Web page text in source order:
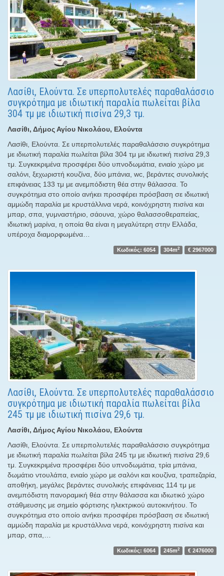
Λασίθι, Ελούντα. Σε υπερπολυτελές παραθαλάσσιο
συγκρότημα με ιδιωτική παραλία πωλείται βίλα
304 τμ με ιδιωτική πισίνα 29,3 τμ.
Λασίθι, Δήμος Αγίου Νικολάου, Ελούντα
Λασίθι, Ελούντα. Σε υπερπολυτελές παραθαλάσσιο συγκρότημα
με ιδιωτική παραλία πωλείται βίλα 304 τμ με ιδιωτική πισίνα 29,3
τμ. Συγκεκριμένα προσφέρει δύο υπνοδωμάτια, ενιαίο χώρο με
σαλόνι, ξεχωριστή κουζίνα, δύο μπάνια, wc, βεράντες συνολικής
επιφάνειας 133 τμ με ανεμπόδιστη θέα στην θάλασσα. Το
συγκρότημα στο οποίο ανήκει προσφέρει πρόσβαση σε ιδιωτική
αμμώδη παραλία με κρυστάλλινα νερά, κοινόχρηστη πισίνα και
μπαρ, σπα, γυμναστήριο, σάουνα, χώρο θαλασσοθεραπείας,
ιδιωτική μαρίνα, η οποία θα είναι η μεγαλύτερη στην Ελλάδα,
υπέροχα διαμορφωμένα…
Κωδικός: 6054 304m2 € 2967000
Λασίθι, Ελούντα. Σε υπερπολυτελές παραθαλάσσιο
συγκρότημα με ιδιωτική παραλία πωλείται βίλα
245 τμ με ιδιωτική πισίνα 29,6 τμ.
Λασίθι, Δήμος Αγίου Νικολάου, Ελούντα
Λασίθι, Ελούντα. Σε υπερπολυτελές παραθαλάσσιο συγκρότημα
με ιδιωτική παραλία πωλείται βίλα 245 τμ με ιδιωτική πισίνα 29,6
τμ. Συγκεκριμένα προσφέρει δύο υπνοδωμάτια, τρία μπάνια,
δωμάτιο ντουλάπα, ενιαίο χώρο με σαλόνι και κουζίνα, τραπεζαρία,
αποθήκη, μεγάλες βεράντες συνολικής επιφάνειας 114 τμ με
ανεμπόδιστη πανοραμική θέα στην θάλασσα και ιδιωτικό χώρο
στάθμευσης με σημείο φόρτισης ηλεκτρικού αυτοκινήτου. Το
συγκρότημα στο οποίο ανήκει προσφέρει πρόσβαση σε ιδιωτική
αμμώδη παραλία με κρυστάλλινα νερά, κοινόχρηστη πισίνα και
μπαρ, σπα,…
Κωδικός: 6064 245m2 € 2476000